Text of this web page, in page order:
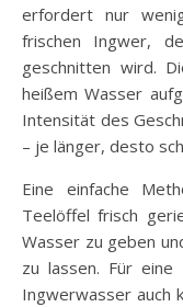
erfordert nur
frischen Ingwer,
geschnitten wird.
heißem Wasser
Intensität des
– je länger, desto
Eine einfache
Teelöffel frisch
Wasser zu geben
zu lassen. Für eine
Ingwerwasser auch